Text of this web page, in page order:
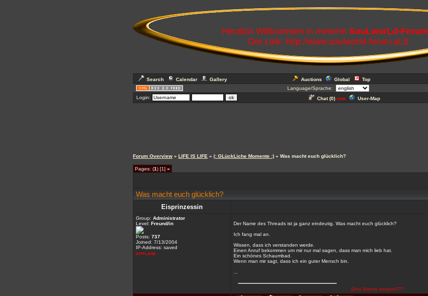
Herzlich Willkommen in meinem SouLworLd-Forum
Der Link: http://www.soulworld-forum.at.tt
Search Calendar Gallery Auctions Global Top
Language/Sprache:
Login:
Chat (0) new User-Map
Forum Overview » LIFE IS LIFE » (: GLückLiche Momente :) » Was macht euch glücklich?
Pages: (1) [1] »
Was macht euch glücklich?
Eisprinzessin
Group: Administrator
Level: Freund/in
Posts: 737
Joined: 7/13/2004
IP-Address: saved
Der Name des Threads ist ja ganz eindeutig. Was macht euch glücklich?
Ich fang mal an.
Wissen, dass ich verstanden werde.
Einen Anruf bekommen um mir nur mal sagen, dass man mich lieb hat.
Ein schönes Schaumbad.
Wenn man mir sagt, dass ich ein guter Mensch bin.
Sind Sterne einsam???